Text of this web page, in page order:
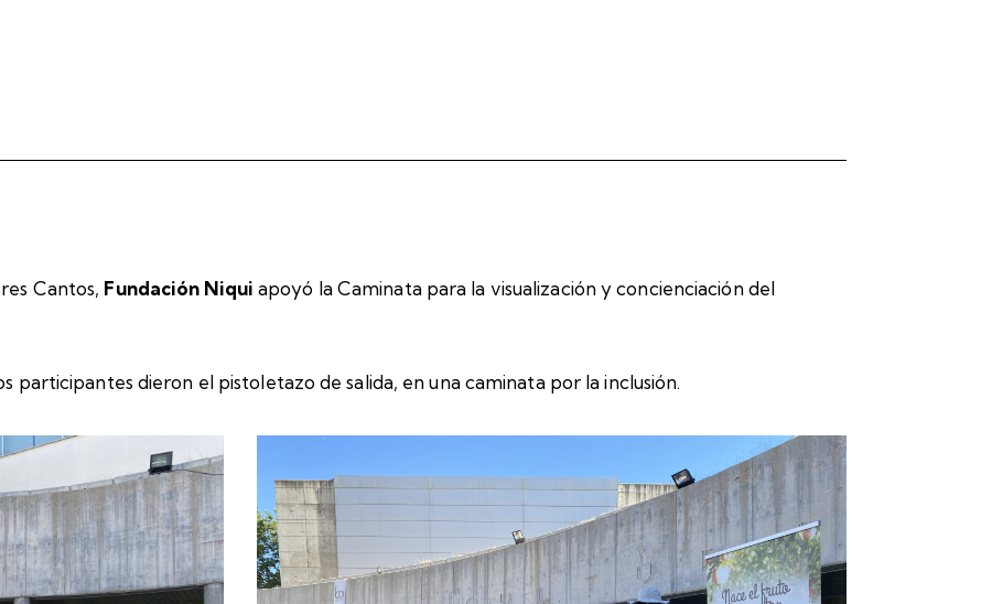
Cantos, Fundación Niqui apoyó la Caminata para la visualización y concienciación del
participantes dieron el pistoletazo de salida, en una caminata por la inclusión.